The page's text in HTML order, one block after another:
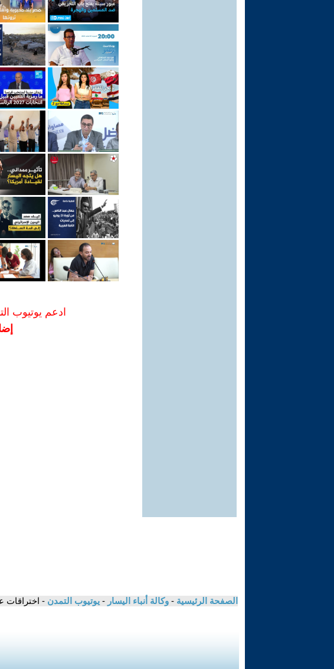
ادعم يوتيوب
الصفحة الرئيسية - وكالة أنباء اليسار - يوتيوب التمدن - اختراقات